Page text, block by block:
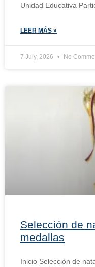
Unidad Educativa
LEER MÁS »
7 July, 2026 No
Selección de
medallas
Inicio Selección de